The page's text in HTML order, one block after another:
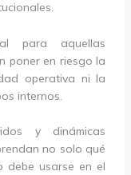
para aquellas
poner en riesgo la
operativa ni la
internos.
y dinámicas
no solo qué
debe usarse en el